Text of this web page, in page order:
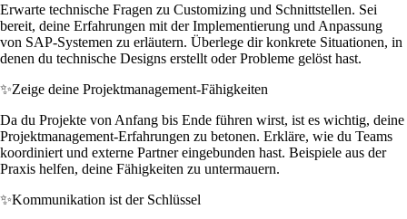
Erwarte technische Fragen zu Customizing und Schnittstellen. Sei
bereit, deine Erfahrungen mit der Implementierung und Anpassung
von SAP-Systemen zu erläutern. Überlege dir konkrete Situationen, in
denen du technische Designs erstellt oder Probleme gelöst hast.
✨Zeige deine Projektmanagement-Fähigkeiten
Da du Projekte von Anfang bis Ende führen wirst, ist es wichtig, deine
Projektmanagement-Erfahrungen zu betonen. Erkläre, wie du Teams
koordiniert und externe Partner eingebunden hast. Beispiele aus der
Praxis helfen, deine Fähigkeiten zu untermauern.
✨Kommunikation ist der Schlüssel